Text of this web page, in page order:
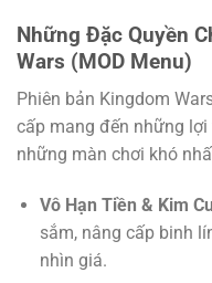
Những Đặc Quyền
Wars (MOD Menu)
Phiên bản Kingdom
cấp mang đến những
những màn chơi khó
Vô Hạn Tiền & Kim
sắm, nâng cấp binh
nhìn giá.